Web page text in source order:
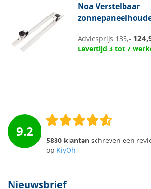
Noa Verstelbaar
Adviesprijs135,-
Levertijd 3 tot 7
9.2
5880 klanten schreven een
op KiyOh
Nieuwsbrief